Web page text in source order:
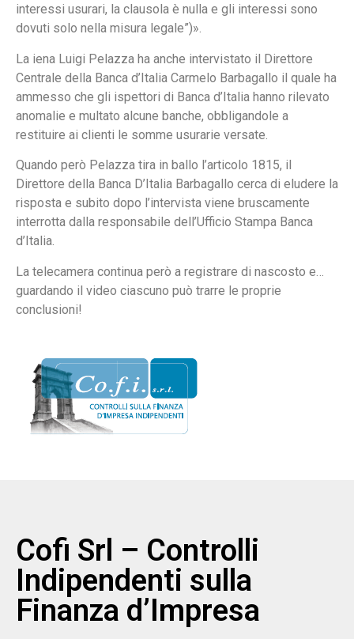
interessi usurari, la clausola è nulla e gli interessi sono
dovuti solo nella misura legale”)».
La iena Luigi Pelazza ha anche intervistato il Direttore
Centrale della Banca d’Italia Carmelo Barbagallo il quale ha
ammesso che gli ispettori di Banca d’Italia hanno rilevato
anomalie e multato alcune banche, obbligandole a
restituire ai clienti le somme usurarie versate.
Quando però Pelazza tira in ballo l’articolo 1815, il
Direttore della Banca D’Italia Barbagallo cerca di eludere la
risposta e subito dopo l’intervista viene bruscamente
interrotta dalla responsabile dell’Ufficio Stampa Banca
d’Italia.
La telecamera continua però a registrare di nascosto e…
guardando il video ciascuno può trarre le proprie
conclusioni!
Cofi Srl – Controlli
Indipendenti sulla
Finanza d’Impresa